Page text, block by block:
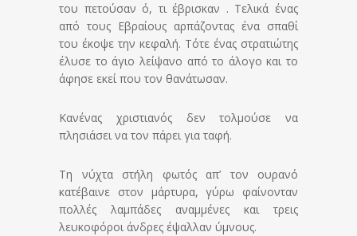
του πετούσαν ό, τι έβρισκαν . Τελικά ένας
από τους Εβραίους αρπάζοντας ένα σπαθί
του έκοψε την κεφαλή. Τότε ένας στρατιώτης
έλυσε το άγιο λείψανο από το άλογο και το
άφησε εκεί που τον θανάτωσαν.
Κανένας χριστιανός δεν τολμούσε να
πλησιάσει να τον πάρει για ταφή.
Τη νύχτα στήλη φωτός απ’ τον ουρανό
κατέβαινε στον μάρτυρα, γύρω φαίνονταν
πολλές λαμπάδες αναμμένες και τρεις
λευκοφόροι άνδρες έψαλλαν ύμνους.